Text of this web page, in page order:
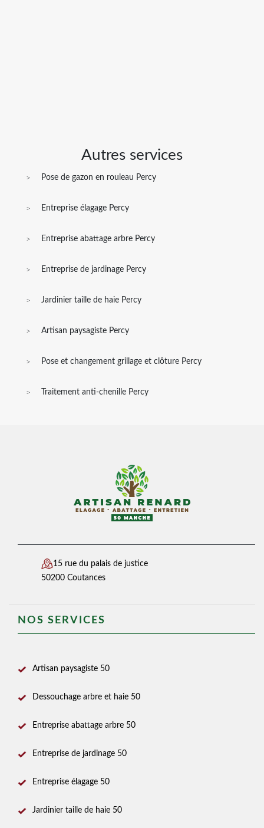
Autres services
Pose de gazon en rouleau Percy
Entreprise élagage Percy
Entreprise abattage arbre Percy
Entreprise de jardinage Percy
Jardinier taille de haie Percy
Artisan paysagiste Percy
Pose et changement grillage et clôture Percy
Traitement anti-chenille Percy
15 rue du palais de justice
50200 Coutances
NOS SERVICES
Artisan paysagiste 50
Dessouchage arbre et haie 50
Entreprise abattage arbre 50
Entreprise de jardinage 50
Entreprise élagage 50
Jardinier taille de haie 50